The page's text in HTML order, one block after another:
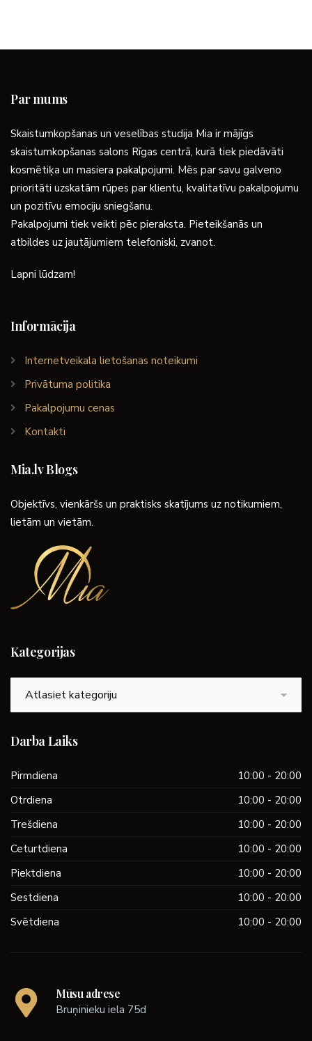
Par mums
Skaistumkopšanas un veselības studija Mia ir mājīgs
skaistumkopšanas salons Rīgas centrā, kurā tiek piedāvāti
kosmētiķa un masiera pakalpojumi. Mēs par savu galveno
prioritāti uzskatām rūpes par klientu, kvalitatīvu pakalpojumu
un pozitīvu emociju sniegšanu.
Pakalpojumi tiek veikti pēc pieraksta. Pieteikšanās un
atbildes uz jautājumiem telefoniski, zvanot.
Lapni lūdzam!
Informācija
Internetveikala lietošanas noteikumi
Privātuma politika
Pakalpojumu cenas
Kontakti
Mia.lv Blogs
Objektīvs, vienkāršs un praktisks skatījums uz notikumiem,
lietām un vietām.
Kategorijas
Darba Laiks
Pirmdiena
10:00 - 20:00
Otrdiena
10:00 - 20:00
Trešdiena
10:00 - 20:00
Ceturtdiena
10:00 - 20:00
Piektdiena
10:00 - 20:00
Sestdiena
10:00 - 20:00
Svētdiena
10:00 - 20:00
Mūsu adrese
Bruņinieku iela 75d